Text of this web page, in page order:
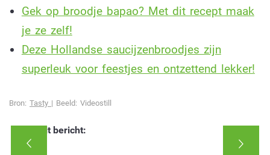
Gek op broodje bapao? Met dit recept maak
je ze zelf!
Deze Hollandse saucijzenbroodjes zijn
superleuk voor feestjes en ontzettend lekker!
Bron: Tasty | Beeld: Videostill
Deel dit bericht: